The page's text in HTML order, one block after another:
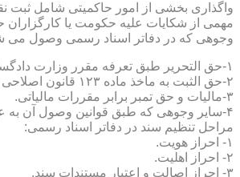
واگذاری بخشی از امور حاکمیتی شامل ثبت
مهمی از شکایات علیه حکومت یا
وجوهی که در دفاتر اسناد رسمی وصول می
۱-حق التحریر طبق تعرفه مقرر وزارت دادگستری.
۲-حق الثبت به ماخذ ماده ۱۲۳ قانون اصلاحی قانون ثبت.
۳-مالیات و حق تمبر برابر مقررات مالیاتی.
۴-سایر وجوهی که طبق قوانین وصول آن به عهده دفترخانه محول است.
مراحل تنظیم سند در دفاتر اسناد رسمی:
۱- احراز هویت.
۲- احراز اهلیت.
۳- احراز اصالت و اعتبار مستندات سند.